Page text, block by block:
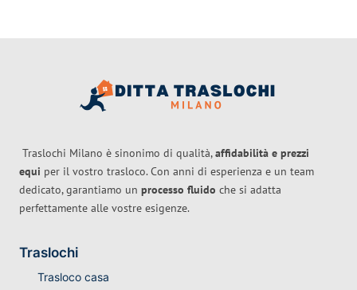
Traslochi Milano è sinonimo di qualità,affidabilità e prezzi
equi per il vostro trasloco. Con anni di esperienza e un team
dedicato, garantiamo un processo fluido che si adatta
perfettamente alle vostre esigenze.
Traslochi
Trasloco casa